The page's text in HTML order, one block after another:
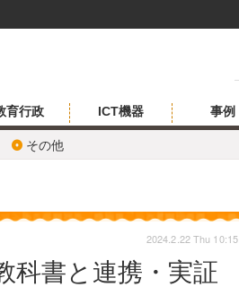
その他
育行政 ICT機器 事例
科書と連携・実証
2024.2.22 Thu 10:15